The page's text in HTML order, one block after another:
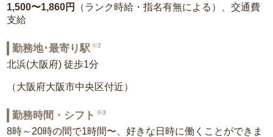
1,500〜1,860円
（ランク時給・指名有無による）、交通費
支給
勤務地･最寄り駅 ※2
北浜(大阪府) 徒歩1分
（大阪府大阪市中央区付近）
勤務時間・シフト ※3
8時～20時の間で1時間〜、好きな日時に働くことができま